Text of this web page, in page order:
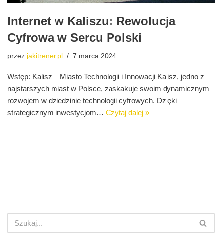
Internet w Kaliszu: Rewolucja
Cyfrowa w Sercu Polski
przez jakitrener.pl 7 marca 2024
Wstęp: Kalisz – Miasto Technologii i Innowacji Kalisz, jedno z
najstarszych miast w Polsce, zaskakuje swoim dynamicznym
rozwojem w dziedzinie technologii cyfrowych. Dzięki
strategicznym inwestycjom… Czytaj dalej »